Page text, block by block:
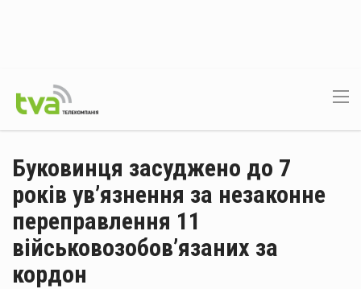
Буковинця засуджено до 7
років ув’язнення за незаконне
переправлення 11
військовозобов’язаних за
кордон